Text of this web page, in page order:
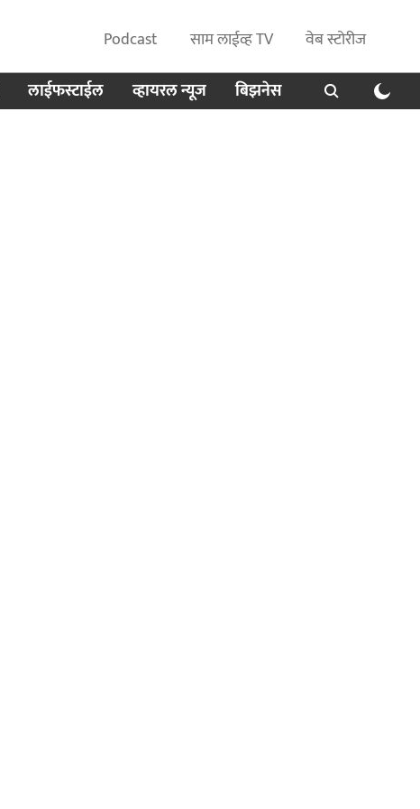
Podcast साम लाईव्ह TV
वेब स्टोरीज
लाईफस्टाईल व्हायरल न्यूज बिझनेस